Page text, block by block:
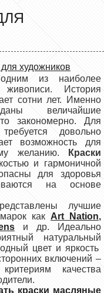
художников
из наиболее
История
сотни лет. Именно
величайшие
закономерно. Для
довольно
возможность для
желанию.
Краски
и гармоничной
для здоровья
на основе
лучшие
как Art Nation,
и др. Идеально
натуральный
цвет и яркость
включений –
качества
краски масляные